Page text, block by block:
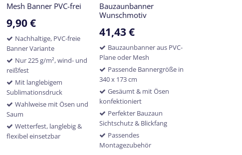
Mesh Banner PVC-frei
9,90€
Nachhaltige, PVC-freie
Banner Variante
Nur 225 g/m², wind- und
reißfest
Mit langlebigem
Sublimationsdruck
Wahlweise mit Ösen und
Saum
Wetterfest, langlebig &
flexibel einsetzbar
Bauzaunbanner
Wunschmotiv
41,43€
Bauzaunbanner aus PVC-
Plane oder Mesh
Passende Bannergröße in
340 x 173 cm
Gesäumt & mit Ösen
konfektioniert
Perfekter Bauzaun
Sichtschutz & Blickfang
Passendes
Montagezubehör